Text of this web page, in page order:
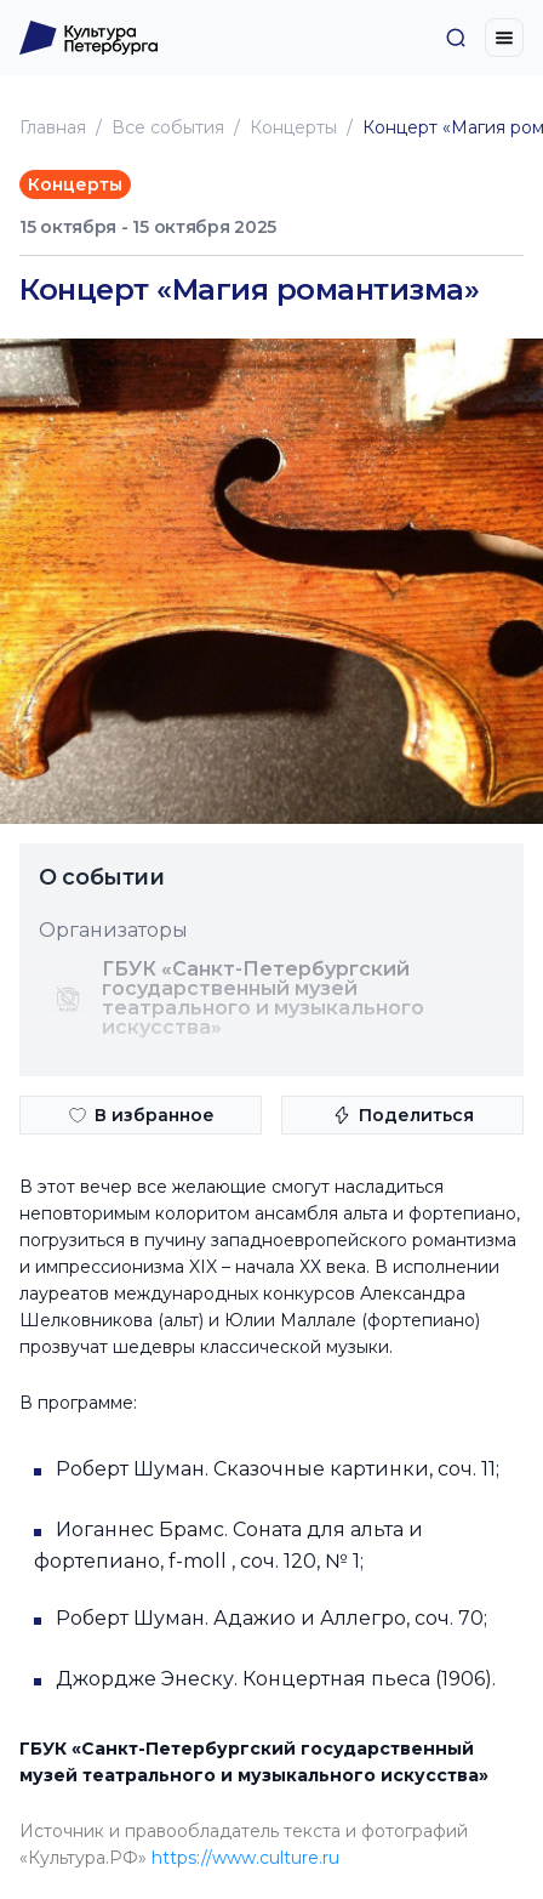
Главная Все события Концерты Концерт «Магия
Концерты
15 октября - 15 октября 2025
Концерт «Магия романтизма»
О событии
Организаторы
ГБУК «Санкт-Петербургский
государственный музей
театрального и музыкального
искус­ства»
В избранное Поделиться
В этот вечер все желающие смогут насладиться
неповторимым колоритом ансамбля альта и фортепиано,
погрузиться в пучину западноевропейского романтизма
и импрессионизма XIX – начала ХХ века. В исполнении
лауреатов международных конкурсов Александра
Шелковникова (альт) и Юлии Маллале (фортепиано)
прозвучат шедевры классической музыки.
В программе:
Роберт Шуман. Сказочные картинки, соч. 11;
Иоганнес Брамс. Соната для альта и
фортепиано, f-moll , соч. 120, № 1;
Роберт Шуман. Адажио и Аллегро, соч. 70;
Джордже Энеску. Концертная пьеса (1906).
ГБУК «Санкт-Петербургский государственный
музей театрального и музыкального искус­ства»
Источник и правообладатель текста и фотографий
«Культура.РФ» https://www.culture.ru